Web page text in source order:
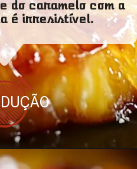
do caramelo com a
é irresistível.